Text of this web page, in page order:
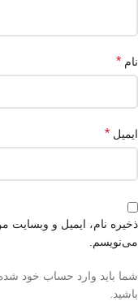
نام *
ایمیل *
ذخیره نام، ایمیل و وبسایت
می‌نویسم.
شما باید وارد حساب خود
باشید.